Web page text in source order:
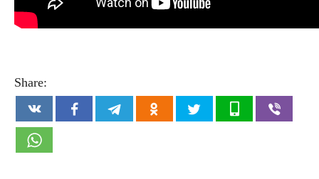
Share: